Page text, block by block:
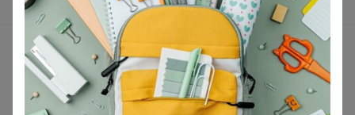
В наличии
Подарочные сертификаты
Реклама на сайте
Поставщикам